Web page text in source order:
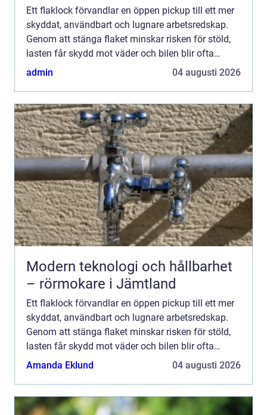
Ett flaklock förvandlar en öppen pickup till ett mer
skyddat, användbart och lugnare arbetsredskap.
Genom att stänga flaket minskar risken för stöld,
lasten får skydd mot väder och bilen blir ofta
trevligare att köra på landsväg. Många upptäcker
admin 04 augusti 2026
Modern teknologi och hållbarhet
– rörmokare i Jämtland
Ett flaklock förvandlar en öppen pickup till ett mer
skyddat, användbart och lugnare arbetsredskap.
Genom att stänga flaket minskar risken för stöld,
lasten får skydd mot väder och bilen blir ofta
trevligare att köra på landsväg. Många upptäcker
Amanda Eklund 04 augusti 2026